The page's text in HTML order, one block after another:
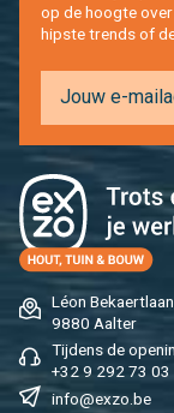
Léon Be­kaert­laan
9880 Aal­ter
Tij­dens de
+32 9 292 73 03
info@​exzo.​be
op de hoog­te
hip­s­te trends of